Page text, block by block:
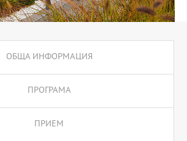
ОБЩА ИНФОРМАЦИЯ
ПРОГРАМА
ПРИЕМ